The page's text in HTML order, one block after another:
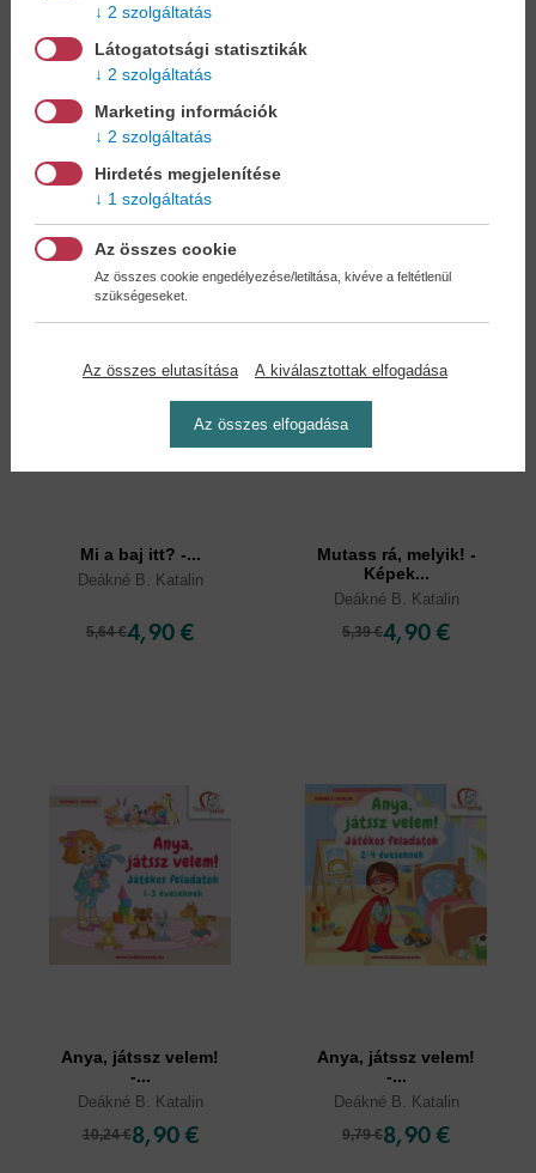
Iskola-előkészítő...
Deákné B. Katalin
6,79 € 5,90 €
Mi a baj itt? -...
Deákné B. Katalin
5,64 €4,90 €
Mutass rá, melyik! -
Képek...
Deákné B. Katalin
5,39 €4,90 €
Anya, játssz velem!
-...
Deákné B. Katalin
10,24 €8,90 €
Anya, játssz velem!
-...
Deákné B. Katalin
9,79 €8,90 €
2 szolgáltatás
Látogatotsági statisztikák
2 szolgáltatás
Marketing információk
2 szolgáltatás
Hirdetés megjelenítése
1 szolgáltatás
Az összes cookie
Az összes cookie engedélyezése/letiltása, kivéve a feltétlenül
szükségeseket.
Az összes elutasítása A kiválasztottak elfogadása
Az összes elfogadása